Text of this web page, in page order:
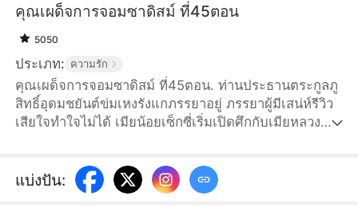
คุณเผด็จการจอมซาดิสม์ ที่45ตอน
5050
ประเภท: ความรัก
คุณเผด็จการจอมซาดิสม์ ที่45ตอน. ท่านประธานตระกูลภู
สิทธิ์อุดมชยันต์ข่มเหงรังแกภรรยาอยู่ ภรรยาผู้มีเสน่ห์รีวิว
เสียใจทำใจไม่ได้ เมียน้อยเซ็กซี่เริ่มเปิดศึกกับเมียหลวง
แบ่งปัน: